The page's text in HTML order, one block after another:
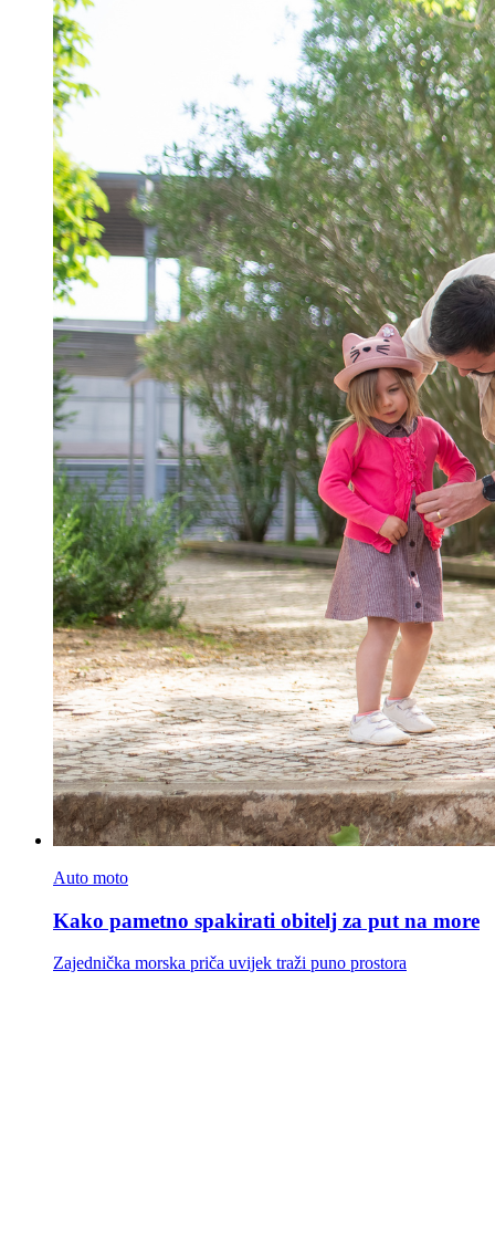
Auto moto
Kako pametno spakirati obitelj za put na more
Zajednička morska priča uvijek traži puno prostora